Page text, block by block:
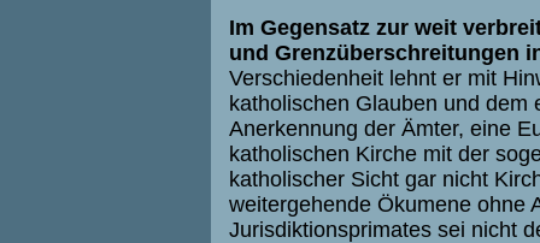
Im Gegensatz zur weit
und Grenzüberschreitungen
Verschiedenheit lehnt er mit
katholischen Glauben und dem
Anerkennung der Ämter, eine
katholischen Kirche mit der
katholischer Sicht gar nicht
weitergehende Ökumene ohne
Jurisdiktionsprimates sei nicht